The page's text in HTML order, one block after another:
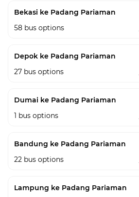
Bekasi ke Padang Pariaman
58 bus options
Depok ke Padang Pariaman
27 bus options
Dumai ke Padang Pariaman
1 bus options
Bandung ke Padang Pariaman
22 bus options
Lampung ke Padang Pariaman